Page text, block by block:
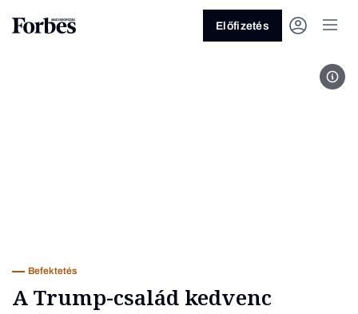
Előfizetés
Befektetés
A Trump-család kedvenc